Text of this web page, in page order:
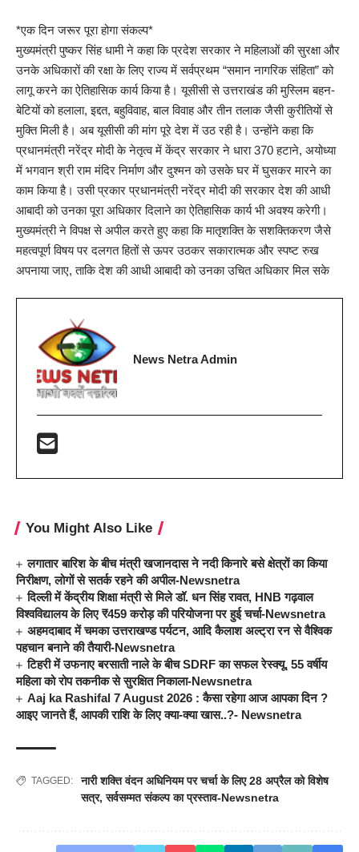
*एक दिन जरूर पूरा होगा संकल्प*
मुख्यमंत्री पुष्कर सिंह धामी ने कहा कि प्रदेश सरकार ने महिलाओं की सुरक्षा और
उनके अधिकारों की रक्षा के लिए राज्य में सर्वप्रथम “समान नागरिक संहिता” को
लागू करने का ऐतिहासिक कार्य किया है। यूसीसी से उत्तराखंड की मुस्लिम बहन-
बेटियों को हलाला, इद्दत, बहुविवाह, बाल विवाह और तीन तलाक जैसी कुरीतियों से
मुक्ति मिली है। अब यूसीसी की मांग पूरे देश में उठ रही है। उन्होंने कहा कि
प्रधानमंत्री नरेंद्र मोदी के नेतृत्व में केंद्र सरकार ने धारा 370 हटाने, अयोध्या
में भगवान श्री राम मंदिर निर्माण और दुश्मन को उसके घर में घुसकर मारने का
काम किया है। उसी प्रकार प्रधानमंत्री नरेंद्र मोदी की सरकार देश की आधी
आबादी को उनका पूरा अधिकार दिलाने का ऐतिहासिक कार्य भी अवश्य करेगी।
मुख्यमंत्री ने विपक्ष से अपील करते हुए कहा कि मातृशक्ति के सशक्तिकरण जैसे
महत्वपूर्ण विषय पर दलगत हितों से ऊपर उठकर सकारात्मक और स्पष्ट रुख
अपनाया जाए, ताकि देश की आधी आबादी को उनका उचित अधिकार मिल सके
News Netra Admin
You Might Also Like
लगातार बारिश के बीच मंत्री खजानदास ने नदी किनारे बसे क्षेत्रों का किया
निरीक्षण, लोगों से सतर्क रहने की अपील-Newsnetra
दिल्ली में केंद्रीय शिक्षा मंत्री से मिले डॉ. धन सिंह रावत, HNB गढ़वाल
विश्वविद्यालय के लिए ₹459 करोड़ की परियोजना पर हुई चर्चा-Newsnetra
अहमदाबाद में चमका उत्तराखण्ड पर्यटन, आदि कैलाश अल्ट्रा रन से वैश्विक
पहचान बनाने की तैयारी-Newsnetra
टिहरी में उफनाए बरसाती नाले के बीच SDRF का सफल रेस्क्यू, 55 वर्षीय
महिला को रोप तकनीक से सुरक्षित निकाला-Newsnetra
Aaj ka Rashifal 7 August 2026 : कैसा रहेगा आज आपका दिन ?
आइए जानते हैं, आपकी राशि के लिए क्या-क्या खास..?- Newsnetra
TAGGED:
नारी शक्ति वंदन अधिनियम पर चर्चा के लिए 28 अप्रैल को विशेष
सत्र,सर्वसम्मत संकल्प का प्रस्ताव-Newsnetra